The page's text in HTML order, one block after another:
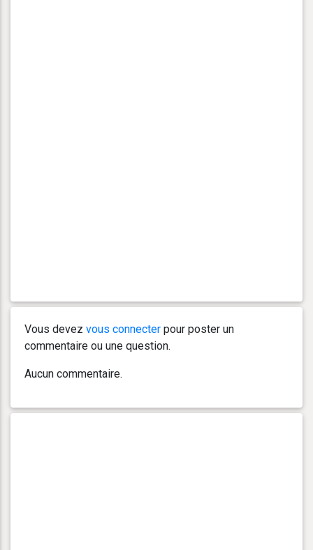
Vous devez vous connecter pour poster un
commentaire ou une question.
Aucun commentaire.